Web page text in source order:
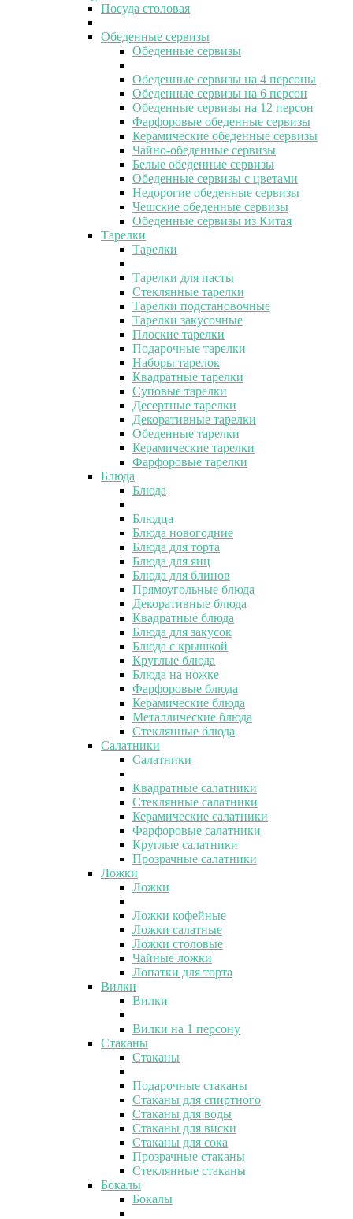
Посуда столовая
Обеденные сервизы
Обеденные сервизы
Обеденные сервизы на 4 персоны
Обеденные сервизы на 6 персон
Обеденные сервизы на 12 персон
Фарфоровые обеденные сервизы
Керамические обеденные сервизы
Чайно-обеденные сервизы
Белые обеденные сервизы
Обеденные сервизы с цветами
Недорогие обеденные сервизы
Чешские обеденные сервизы
Обеденные сервизы из Китая
Тарелки
Тарелки
Тарелки для пасты
Стеклянные тарелки
Тарелки подстановочные
Тарелки закусочные
Плоские тарелки
Подарочные тарелки
Наборы тарелок
Квадратные тарелки
Суповые тарелки
Десертные тарелки
Декоративные тарелки
Обеденные тарелки
Керамические тарелки
Фарфоровые тарелки
Блюда
Блюда
Блюдца
Блюда новогодние
Блюда для торта
Блюда для яиц
Блюда для блинов
Прямоугольные блюда
Декоративные блюда
Квадратные блюда
Блюда для закусок
Блюда с крышкой
Круглые блюда
Блюда на ножке
Фарфоровые блюда
Керамические блюда
Металлические блюда
Стеклянные блюда
Салатники
Салатники
Квадратные салатники
Стеклянные салатники
Керамические салатники
Фарфоровые салатники
Круглые салатники
Прозрачные салатники
Ложки
Ложки
Ложки кофейные
Ложки салатные
Ложки столовые
Чайные ложки
Лопатки для торта
Вилки
Вилки
Вилки на 1 персону
Стаканы
Стаканы
Подарочные стаканы
Стаканы для спиртного
Стаканы для воды
Стаканы для виски
Стаканы для сока
Прозрачные стаканы
Стеклянные стаканы
Бокалы
Бокалы